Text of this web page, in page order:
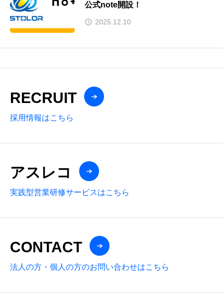
公式note開設！
2025.12.10
RECRUIT
採用情報はこちら
アスレコ
実践型営業研修サービスはこちら
CONTACT
法人の方・個人の方のお問い合わせはこちら